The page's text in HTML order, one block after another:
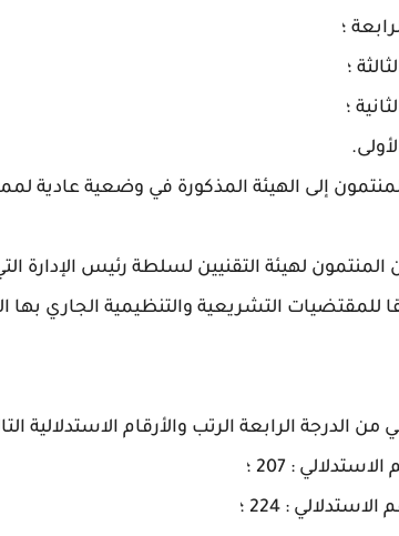
؛
؛
؛
إلى الهيئة المذكورة في وضعية عادية
لهيئة التقنيين لسلطة رئيس الإدارة
للمقتضيات التشريعية والتنظيمية الجاري بها
الدرجة الرابعة الرتب والأرقام الاستدلالية
: 207 ؛
الاستدلالي : 224 ؛